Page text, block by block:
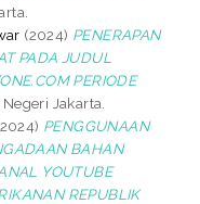
(2024) PENERAPAN
PADA JUDUL
PERIODE
Jakarta.
PENGGUNAAN
BAHAN
YOUTUBE
REPUBLIK